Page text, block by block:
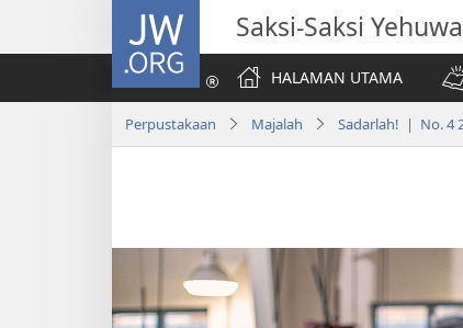
JW.ORG Saksi-Saksi Yehuwa
HALAMAN UTAMA
Perpustakaan Majalah Sadarlah! | No. 4